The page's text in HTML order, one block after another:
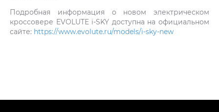
Подробная информация о новом электрическом
кроссовере EVOLUTE i‑SKY доступна на официальном
сайте: https://www.evolute.ru/models/i-sky-new